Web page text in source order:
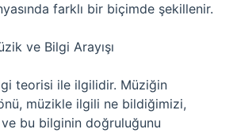
farklı bir biçimde şekillenir.
ve Bilgi Arayışı
teorisi ile ilgilidir. Müziğin
müzikle ilgili ne bildiğimizi,
bu bilginin doğruluğunu